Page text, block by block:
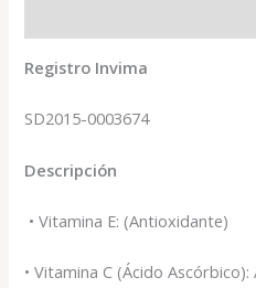
Registro Invima
SD2015-0003674
Descripción
• Vitamina E: (Antioxidante)
• Vitamina C (Ácido